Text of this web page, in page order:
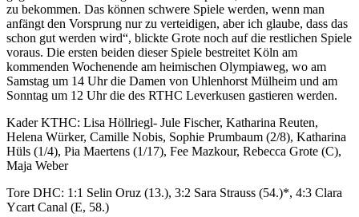
zu bekommen. Das können schwere Spiele werden, wenn man
anfängt den Vorsprung nur zu verteidigen, aber ich glaube, dass das
schon gut werden wird“, blickte Grote noch auf die restlichen Spiele
voraus. Die ersten beiden dieser Spiele bestreitet Köln am
kommenden Wochenende am heimischen Olympiaweg, wo am
Samstag um 14 Uhr die Damen von Uhlenhorst Mülheim und am
Sonntag um 12 Uhr die des RTHC Leverkusen gastieren werden.
Kader KTHC: Lisa Höllriegl- Jule Fischer, Katharina Reuten,
Helena Würker, Camille Nobis, Sophie Prumbaum (2/8), Katharina
Hüls (1/4), Pia Maertens (1/17), Fee Mazkour, Rebecca Grote (C),
Maja Weber
Tore DHC: 1:1 Selin Oruz (13.), 3:2 Sara Strauss (54.)*, 4:3 Clara
Ycart Canal (E, 58.)